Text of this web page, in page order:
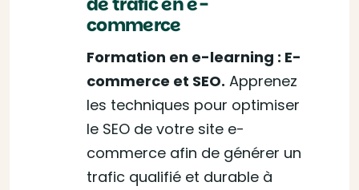
commerce
Formation en e-learning : E-
commerce et SEO. Apprenez
les techniques pour optimiser
le SEO de votre site e-
commerce afin de générer un
trafic qualifié et durable à